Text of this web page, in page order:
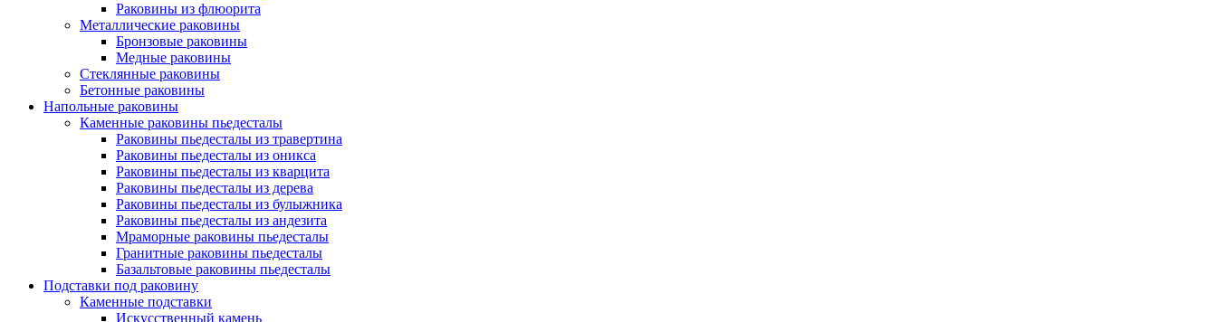
Раковины из флюорита
Металлические раковины
Бронзовые раковины
Медные раковины
Стеклянные раковины
Бетонные раковины
Напольные раковины
Каменные раковины пьедесталы
Раковины пьедесталы из травертина
Раковины пьедесталы из оникса
Раковины пьедесталы из кварцита
Раковины пьедесталы из дерева
Раковины пьедесталы из булыжника
Раковины пьедесталы из андезита
Мраморные раковины пьедесталы
Гранитные раковины пьедесталы
Базальтовые раковины пьедесталы
Подставки под раковину
Каменные подставки
Искусственный камень